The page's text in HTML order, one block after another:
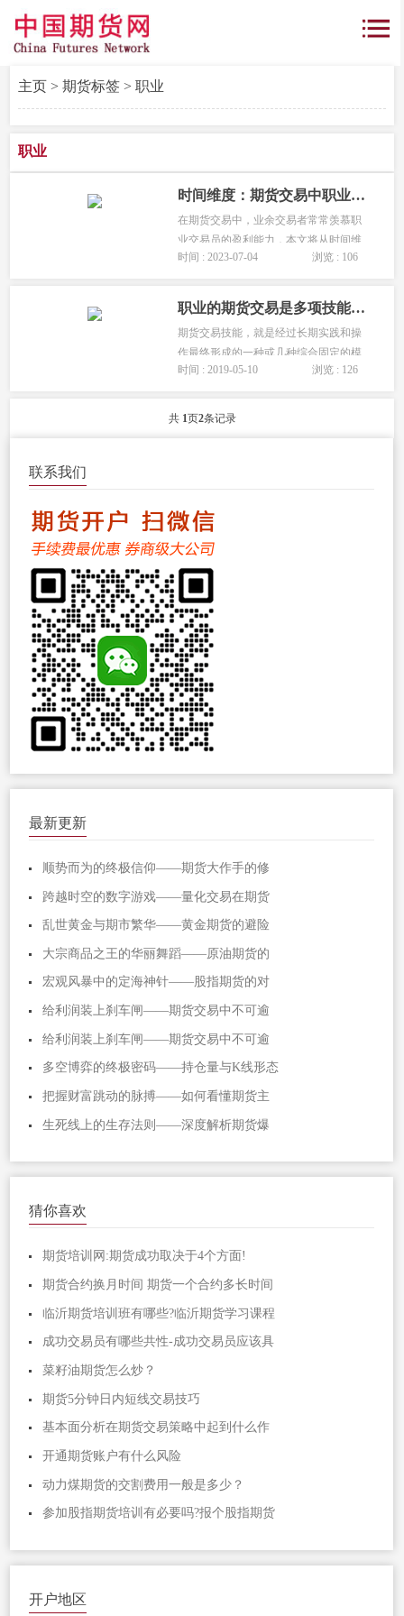
主页> 期货标签> 职业
职业
时间维度：期货交易中职业交易员与业余交易者的最大差异
在期货交易中，业余交易者常常羡慕职
业交易员的盈利能力，本文将从时间维
度详细介绍该差异，帮助业余参与者了
别。...
时间 : 2023-07-04 浏览 : 106
职业的期货交易是多项技能的综合体
期货交易技能，就是经过长期实践和操
作最终形成的一种或几种综合固定的模
式，在市场加以配合的情况下伺机加以
全面，你的技能水平越高、能力越
时间 : 2019-05-10 浏览 : 126
共 1页2条记录
联系我们
最新更新
顺势而为的终极信仰——期货大作手的修
跨越时空的数字游戏——量化交易在期货
乱世黄金与期市繁华——黄金期货的避险
大宗商品之王的华丽舞蹈——原油期货的
宏观风暴中的定海神针——股指期货的对
给利润装上刹车闸——期货交易中不可逾
给利润装上刹车闸——期货交易中不可逾
多空博弈的终极密码——持仓量与K线形态
把握财富跳动的脉搏——如何看懂期货主
生死线上的生存法则——深度解析期货爆
猜你喜欢
期货培训网:期货成功取决于4个方面!
期货合约换月时间 期货一个合约多长时间
临沂期货培训班有哪些?临沂期货学习课程
成功交易员有哪些共性-成功交易员应该具
菜籽油期货怎么炒？
期货5分钟日内短线交易技巧
基本面分析在期货交易策略中起到什么作
开通期货账户有什么风险
动力煤期货的交割费用一般是多少？
参加股指期货培训有必要吗?报个股指期货
开户地区